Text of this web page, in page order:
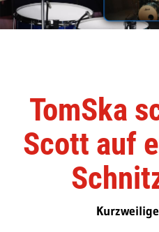
TomSka
Scott auf